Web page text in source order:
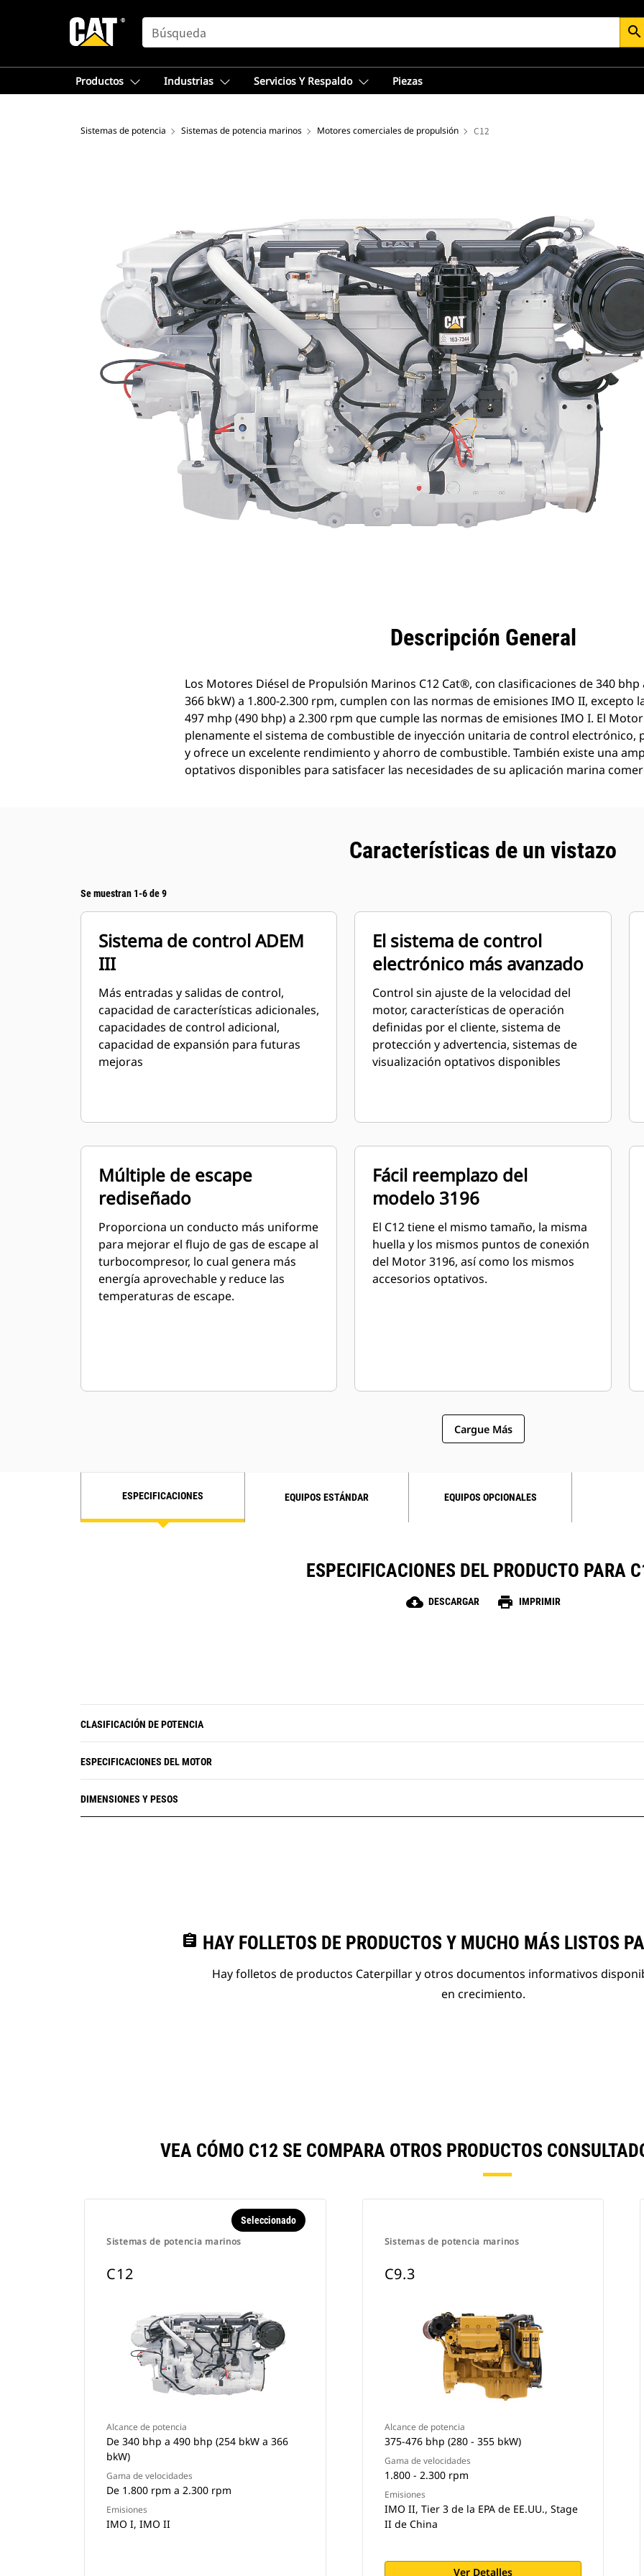
SEARCH search
Productos Industrias Servicios Y Respaldo Piezas
Sistemas de potencia Sistemas de potencia marinos Motores comerciales de propulsión C12
Descripción General
Los Motores Diésel de Propulsión Marinos C12 Cat®, con clasificaciones de 340 bhp
366 bkW) a 1.800-2.300 rpm, cumplen con las normas de emisiones IMO II, excepto
497 mhp (490 bhp) a 2.300 rpm que cumple las normas de emisiones IMO I. El
plenamente el sistema de combustible de inyección unitaria de control electrónico,
y ofrece un excelente rendimiento y ahorro de combustible. También existe una
optativos disponibles para satisfacer las necesidades de su aplicación marina
Características de un vistazo
Se muestran 1-6 de 9
Sistema de control ADEM
III
Más entradas y salidas de control,
capacidad de características adicionales,
capacidades de control adicional,
capacidad de expansión para futuras
mejoras
El sistema de control
electrónico más avanzado
Control sin ajuste de la velocidad del
motor, características de operación
definidas por el cliente, sistema de
protección y advertencia, sistemas de
visualización optativos disponibles
Múltiple de escape
rediseñado
Proporciona un conducto más uniforme
para mejorar el flujo de gas de escape al
turbocompresor, lo cual genera más
energía aprovechable y reduce las
temperaturas de escape.
Fácil reemplazo del
modelo 3196
El C12 tiene el mismo tamaño, la misma
huella y los mismos puntos de conexión
del Motor 3196, así como los mismos
accesorios optativos.
Cargue Más
ESPECIFICACIONES EQUIPOS ESTÁNDAR EQUIPOS OPCIONALES
ESPECIFICACIONES DEL PRODUCTO PARA
cloud_download DESCARGAR print IMPRIMIR
CLASIFICACIÓN DE POTENCIA
ESPECIFICACIONES DEL MOTOR
DIMENSIONES Y PESOS
assignment HAY FOLLETOS DE PRODUCTOS Y MUCHO MÁS LISTOS
Hay folletos de productos Caterpillar y otros documentos informativos
en crecimiento.
VEA CÓMO C12 SE COMPARA OTROS PRODUCTOS
Sistemas de potencia marinos
Seleccionado
C12
Alcance de potencia
De 340 bhp a 490 bhp (254 bkW a 366
bkW)
Gama de velocidades
De 1.800 rpm a 2.300 rpm
Emisiones
IMO I, IMO II
Sistemas de potencia marinos
C9.3
Alcance de potencia
375-476 bhp (280 - 355 bkW)
Gama de velocidades
1.800 - 2.300 rpm
Emisiones
IMO II, Tier 3 de la EPA de EE.UU., Stage
II de China
Ver Detalles